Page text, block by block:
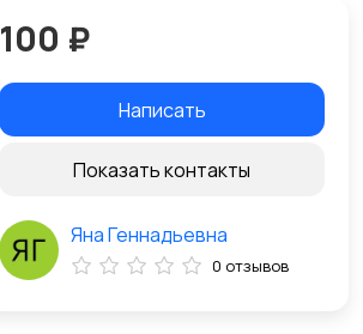
100 ₽
Написать
Показать контакты
Яна Геннадьевна
0 отзывов